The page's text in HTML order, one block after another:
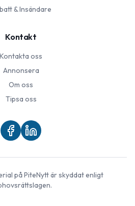
& Insändare
Kontakt
Kontakta oss
Annonsera
Om oss
Tipsa oss
påPiteNyttär skyddat enligt